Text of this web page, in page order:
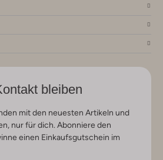
bleiben
mit den neuesten Artikeln und
nur für dich. Abonniere den
einen Einkaufsgutschein im